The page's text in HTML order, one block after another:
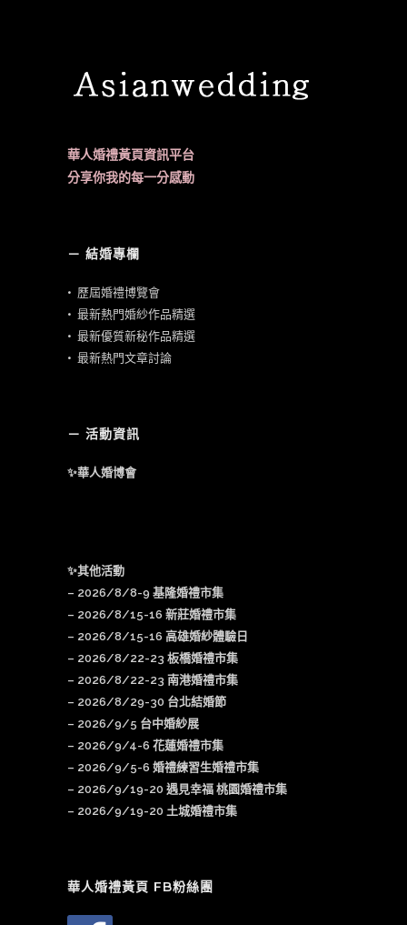
華人婚禮黃頁資訊平台
分享你我的每一分感動
－ 結婚專欄
• 歷屆婚禮博覽會
• 最新熱門婚紗作品精選
• 最新優質新秘作品精選
• 最新熱門文章討論
－ 活動資訊
✨華人婚博會
✨其他活動
– 2026/8/8-9 基隆婚禮市集
– 2026/8/15-16 新莊婚禮市集
– 2026/8/15-16 高雄婚紗體驗日
– 2026/8/22-23 板橋婚禮市集
– 2026/8/22-23 南港婚禮市集
– 2026/8/29-30 台北結婚節
– 2026/9/5 台中婚紗展
– 2026/9/4-6 花蓮婚禮市集
– 2026/9/5-6 婚禮練習生婚禮市集
– 2026/9/19-20 遇見幸福 桃園婚禮市集
– 2026/9/19-20 土城婚禮市集
華人婚禮黃頁 FB粉絲團